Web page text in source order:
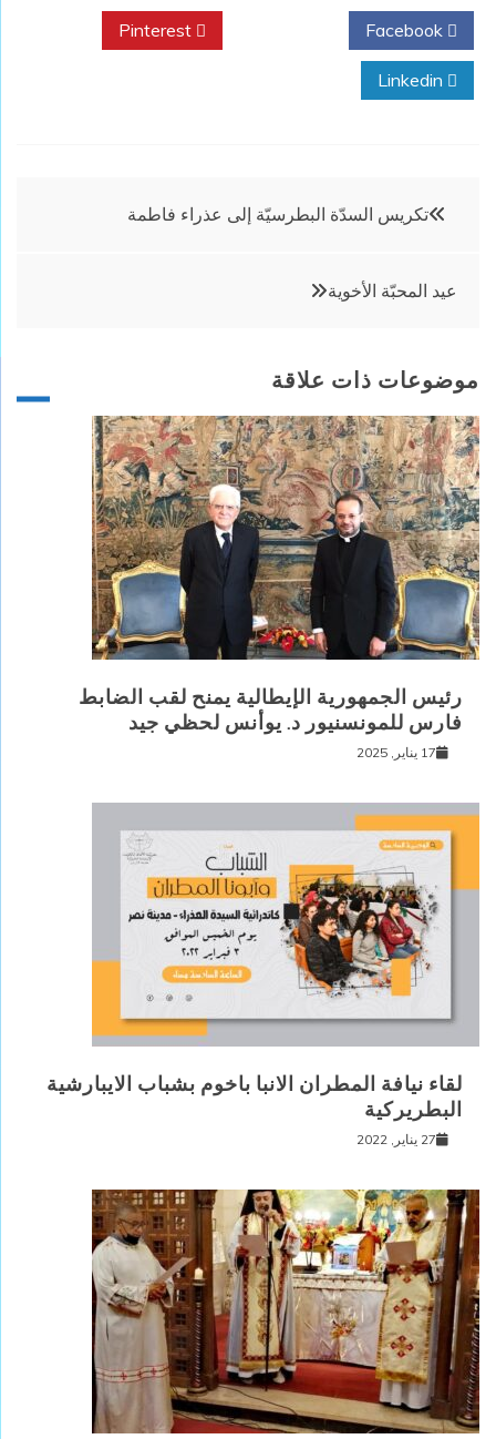
تصفّح
المقالات
تكريس السدّة البطرسيّة إلى عذراء فاطمة
عيد المحبّة الأخوية
موضوعات ذات علاقة
رئيس الجمهورية الإيطالية يمنح لقب الضابط
فارس للمونسنيور د. يوأنس لحظي جيد
17 يناير, 2025
لقاء نيافة المطران الانبا باخوم بشباب الايبارشية
البطريركية
27 يناير, 2022